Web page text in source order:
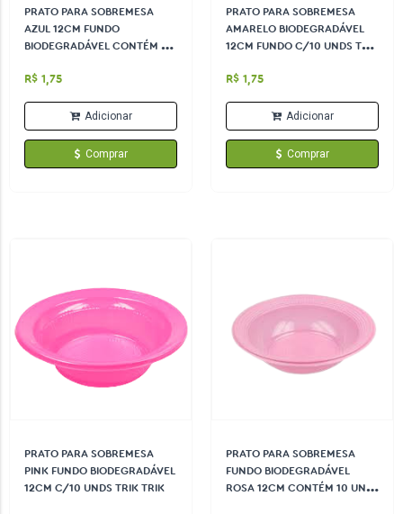
PRATO PARA SOBREMESA
AZUL 12CM FUNDO
BIODEGRADÁVEL CONTÉM 10
R$ 1,75
Adicionar
Comprar
PRATO PARA SOBREMESA
AMARELO BIODEGRADÁVEL
12CM FUNDO C/10 UNDS TRIK
R$ 1,75
Adicionar
Comprar
PRATO PARA SOBREMESA
PINK FUNDO BIODEGRADÁVEL
12CM C/10 UNDS TRIK TRIK
PRATO PARA SOBREMESA
FUNDO BIODEGRADÁVEL
ROSA 12CM CONTÉM 10 UN